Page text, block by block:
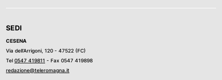
SEDI
CESENA
Via dell’Arrigoni, 120 - 47522 (FC)
Tel 0547 419811 - Fax 0547 419898
redazione@teleromagna.it